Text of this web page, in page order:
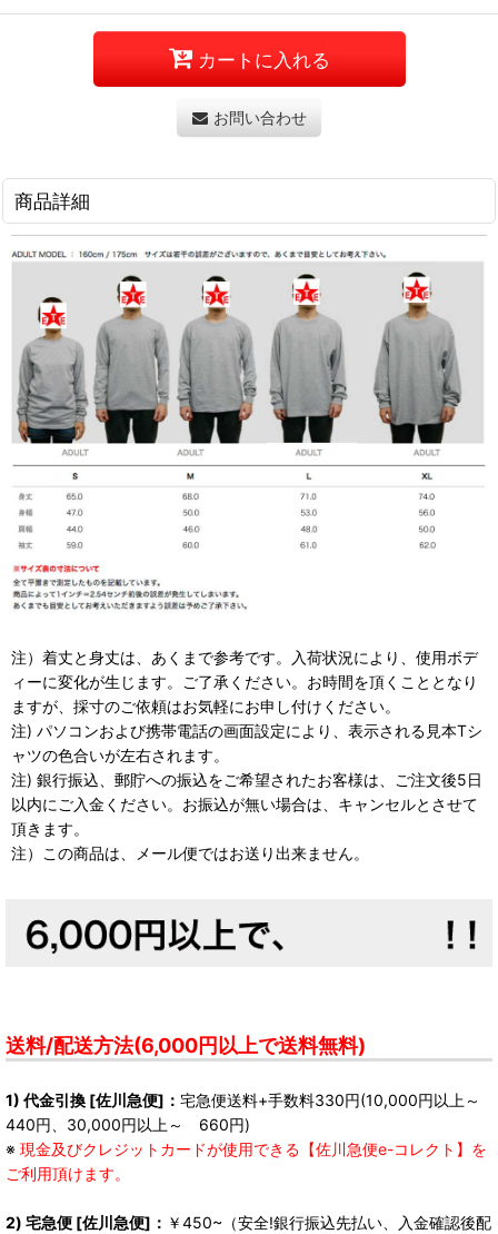
カートに入れる
お問い合わせ
商品詳細
注）着丈と身丈は、あくまで参考です。入荷状況により、使用ボデ
ィーに変化が生じます。ご了承ください。お時間を頂くこととなり
ますが、採寸のご依頼はお気軽にお申し付けください。
注) パソコンおよび携帯電話の画面設定により、表示される見本Tシ
ャツの色合いが左右されます。
注) 銀行振込、郵貯への振込をご希望されたお客様は、ご注文後5日
以内にご入金ください。お振込が無い場合は、キャンセルとさせて
頂きます。
注）この商品は、メール便ではお送り出来ません。
送料/配送方法(6,000円以上で送料無料)
1) 代金引換 [佐川急便]： 宅急便送料+手数料330円(10,000円以上～
440円、30,000円以上～ 660円)
※ 現金及びクレジットカードが使用できる【佐川急便e-コレクト】を
ご利用頂けます。
2) 宅急便 [佐川急便]： ￥450~（安全!銀行振込先払い、入金確認後配